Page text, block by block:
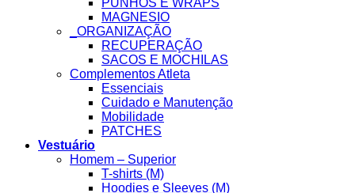
PUNHOS E WRAPS
MAGNESIO
_ORGANIZAÇÃO
RECUPERAÇÃO
SACOS E MOCHILAS
Complementos Atleta
Essenciais
Cuidado e Manutenção
Mobilidade
PATCHES
Vestuário
Homem – Superior
T-shirts (M)
Hoodies e Sleeves (M)